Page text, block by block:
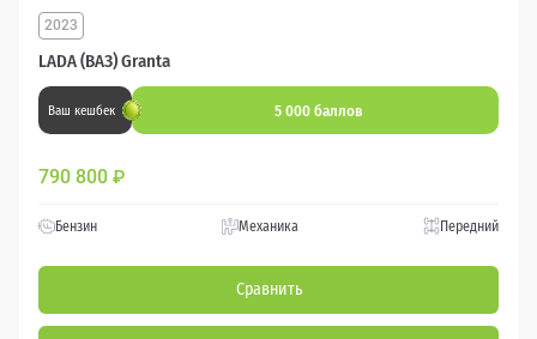
LADA (ВАЗ) Granta
2023
Ваш кешбек 5 000 баллов
790 800 ₽
Бензин Механика Передний
Сравнить